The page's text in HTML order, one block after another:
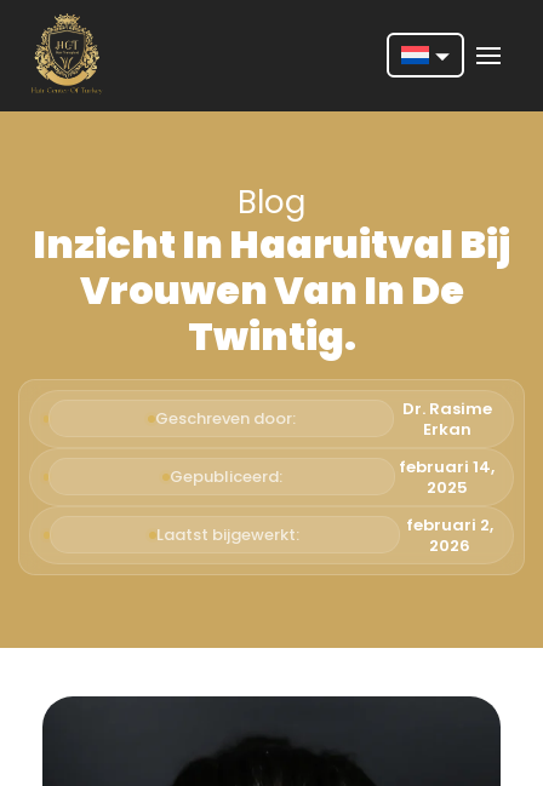
Deutsch
Português
Türkçe
Italiano
Română
Русский
Svenska
Blog
Inzicht In Haaruitval Bij
Vrouwen Van In De
Twintig.
Geschreven door:
Dr. Rasime
Erkan
Gepubliceerd:
februari 14,
2025
Laatst bijgewerkt:
februari 2,
2026